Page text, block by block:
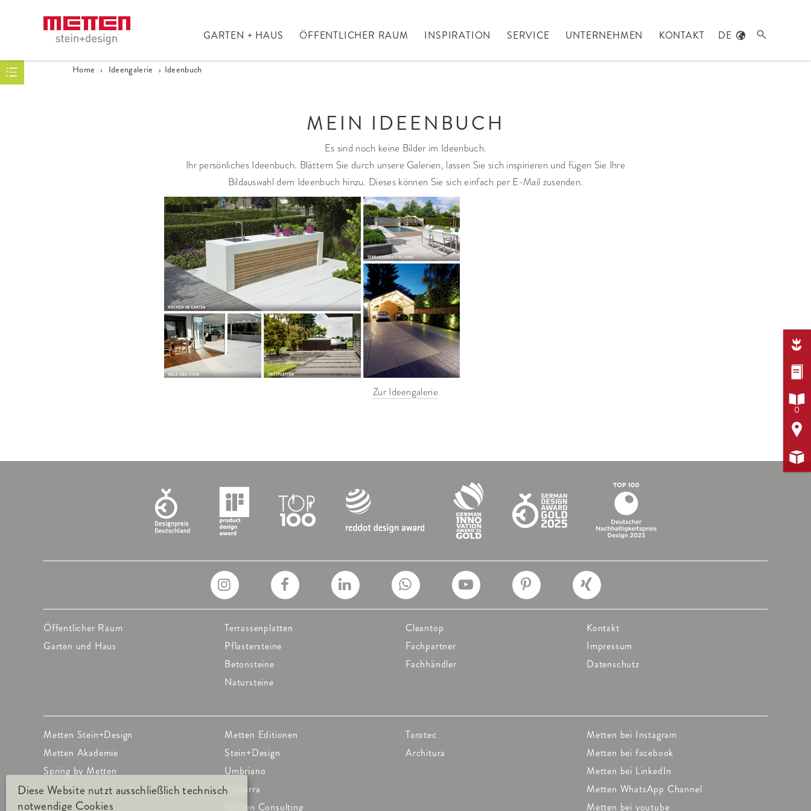
GARTEN + HAUS ÖFFENTLICHER RAUM INSPIRATION SERVICE UNTERNEHMEN KONTAKT DE 
Home › Ideengalerie › Ideenbuch
MEIN IDEENBUCH
Es sind noch keine Bilder im Ideenbuch.
Ihr persönliches Ideenbuch. Blättern Sie durch unsere Galerien, lassen Sie sich inspirieren und fügen Sie Ihre
Bildauswahl dem Ideenbuch hinzu. Dieses können Sie sich einfach per E-Mail zusenden.
Zur Ideengalerie
Öffentlicher Raum
Garten und Haus
Terrassenplatten
Pflastersteine
Betonsteine
Natursteine
Cleantop
Fachpartner
Fachhändler
Kontakt
Impressum
Datenschutz
Metten Stein+Design
Metten Akademie
Spring by Metten
Metten Editionen
Stein+Design
Umbriano
Ecoterra
Metten Consulting
Tarotec
Architura
Metten bei Instagram
Metten bei facebook
Metten bei LinkedIn
Metten WhatsApp Channel
Metten bei youtube



0


Diese Website nutzt ausschließlich technisch
notwendige Cookies